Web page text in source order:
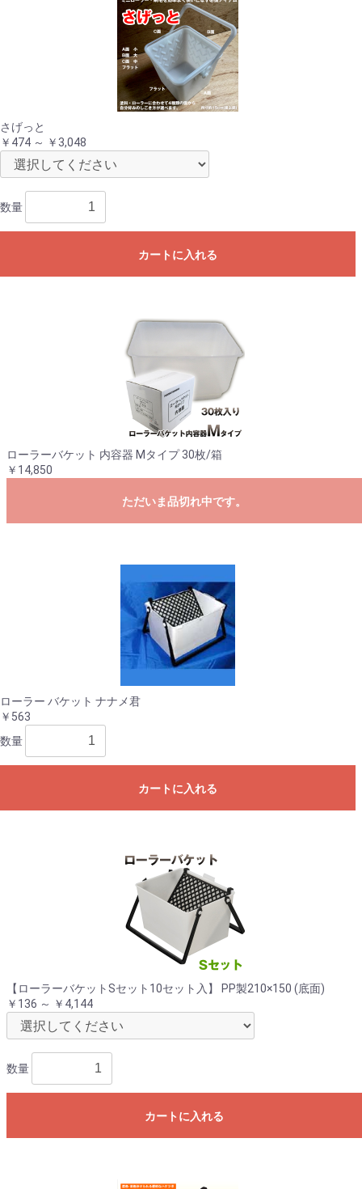
さげっと
￥474 ～ ￥3,048
数量
カートに入れる
ローラーバケット 内容器 Mタイプ 30枚/箱
￥14,850
ただいま品切れ中です。
ローラー バケット ナナメ君
￥563
数量
カートに入れる
【ローラーバケットSセット10セット入】 PP製210×150 (底面)
￥136 ～ ￥4,144
数量
カートに入れる